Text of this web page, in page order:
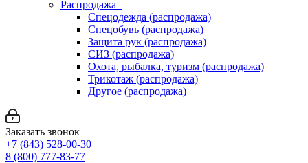
Распродажа
Спецодежда (распродажа)
Спецобувь (распродажа)
Защита рук (распродажа)
СИЗ (распродажа)
Охота, рыбалка, туризм (распродажа)
Трикотаж (распродажа)
Другое (распродажа)
Заказать звонок
+7 (843) 528-00-30
8 (800) 777-83-77